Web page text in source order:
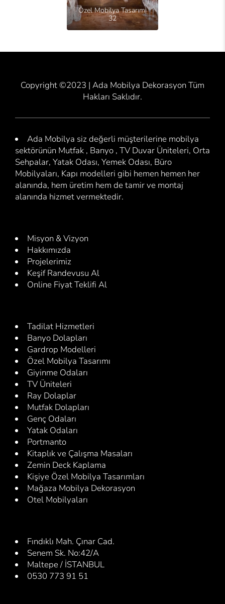
Özel Mobilya Tasarımı
32
Copyright ©2023 | Ada Mobilya Dekorasyon Tüm
Hakları Saklıdır.
Ada Mobilya siz değerli müşterilerine mobilya
sektörünün Mutfak , Banyo , TV Duvar Üniteleri, Orta
Sehpalar, Yatak Odası, Yemek Odası, Büro
Mobilyaları, Kapı modelleri gibi hemen hemen her
alanında, hem üretim hem de tamir ve montaj
alanında hizmet vermektedir.
Misyon & Vizyon
Hakkımızda
Projelerimiz
Keşif Randevusu Al
Online Fiyat Teklifi Al
Tadilat Hizmetleri
Banyo Dolapları
Gardrop Modelleri
Özel Mobilya Tasarımı
Giyinme Odaları
TV Üniteleri
Ray Dolaplar
Mutfak Dolapları
Genç Odaları
Yatak Odaları
Portmanto
Kitaplık ve Çalışma Masaları
Zemin Deck Kaplama
Kişiye Özel Mobilya Tasarımları
Mağaza Mobilya Dekorasyon
Otel Mobilyaları
Fındıklı Mah. Çınar Cad.
Senem Sk. No:42/A
Maltepe / İSTANBUL
0530 773 91 51